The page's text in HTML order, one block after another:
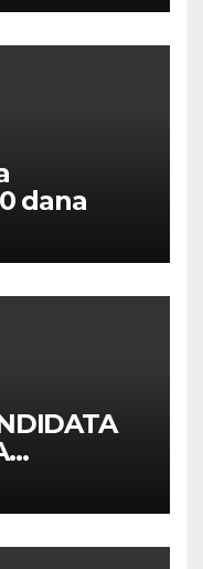
dana